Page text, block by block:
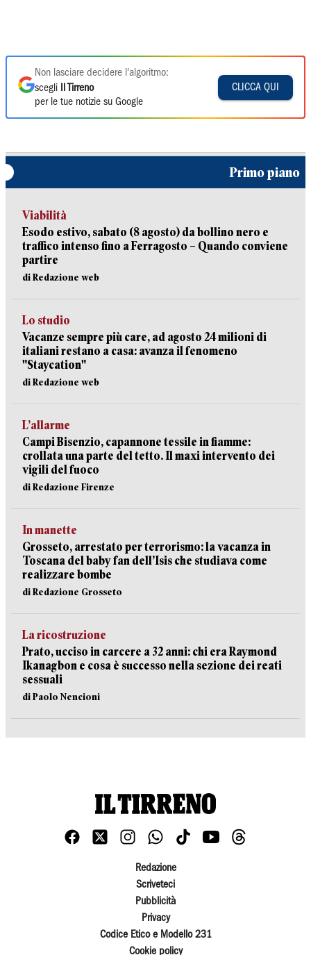
Non lasciare decidere l'algoritmo:
scegli
Il Tirreno
per le tue notizie su Google
CLICCA QUI
Primo piano
Viabilità
Esodo estivo, sabato (8 agosto) da bollino nero e
traffico intenso fino a Ferragosto – Quando conviene
partire
di Redazione web
Lo studio
Vacanze sempre più care, ad agosto 24 milioni di
italiani restano a casa: avanza il fenomeno
"Staycation"
di Redazione web
L’allarme
Campi Bisenzio, capannone tessile in fiamme:
crollata una parte del tetto. Il maxi intervento dei
vigili del fuoco
di Redazione Firenze
In manette
Grosseto, arrestato per terrorismo: la vacanza in
Toscana del baby fan dell’Isis che studiava come
realizzare bombe
di Redazione Grosseto
La ricostruzione
Prato, ucciso in carcere a 32 anni: chi era Raymond
Ikanagbon e cosa è successo nella sezione dei reati
sessuali
di Paolo Nencioni
Redazione
Scriveteci
Pubblicità
Privacy
Codice Etico e Modello 231
Cookie policy